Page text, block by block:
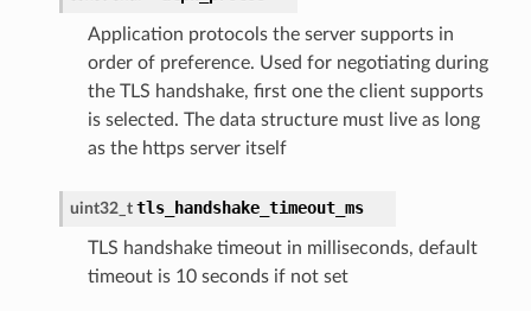
Application protocols the server supports in
order of preference. Used for negotiating during
the TLS handshake, first one the client supports
is selected. The data structure must live as long
as the https server itself
uint32_t tls_handshake_timeout_ms
TLS handshake timeout in milliseconds, default
timeout is 10 seconds if not set